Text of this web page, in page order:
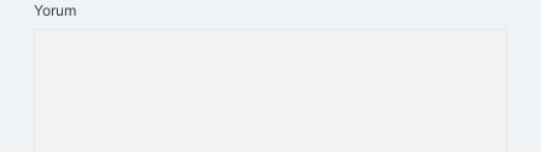
Yorum